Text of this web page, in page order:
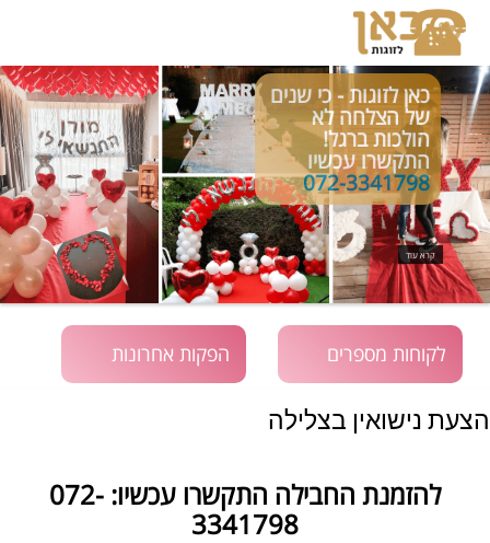
כאן לזוגות - כי שנים
של הצלחה לא
הולכות ברגל!
התקשרו עכשיו
072-3341798
קרא עוד
לקוחות מספרים הפקות אחרונות
הצעת נישואין בצלילה
להזמנת החבילה התקשרו עכשיו: 072-
3341798